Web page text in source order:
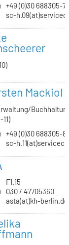
+49 (0)30 688305-
sc-
Mackiol
11)
+49 (0)30 688305-
sc-
F1.15
030 / 47705360
asta(at)kh-berlin.de